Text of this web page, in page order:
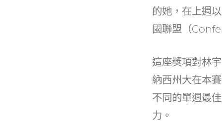
k
的她，在上週
國聯盟（
這座獎項對林
納西州大在本
不同的單週最
力。